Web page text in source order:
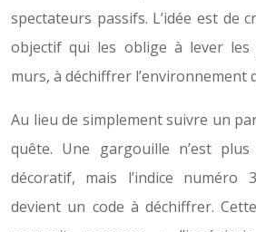
spectateurs passifs. L’idée est de
objectif qui les oblige à lever les
murs, à déchiffrer l’environnement
Au lieu de simplement suivre un
quête. Une gargouille n’est
décoratif, mais l’indice numéro
devient un code à déchiffrer.